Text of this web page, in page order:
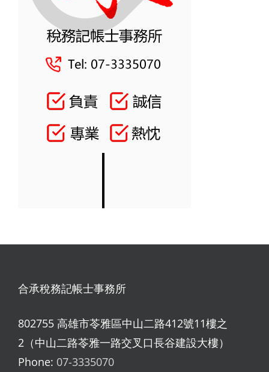
合承稅務記帳士事務所
802755 高雄市苓雅區中山二路412號11樓之
2（中山二路苓雅一路交叉口長谷建設大樓）
Phone: 07-3335070